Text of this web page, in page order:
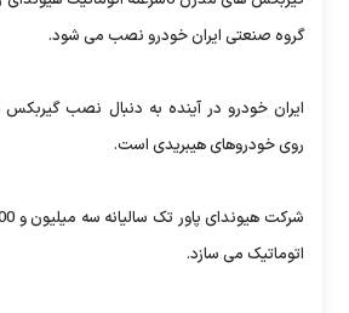
گروه صنعتی ایران خودرو نصب می شود.
ایران خودرو در آینده به دنبال نصب
روی خودروهای هیبریدی است.
اتوماتیک می سازد.